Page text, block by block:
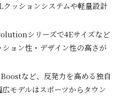
ッションシステムや軽量設計
シリーズで4Eサイズなど
ョン性・デザイン性の高さが
など、反発力を高める独自
モデルはスポーツからタウン